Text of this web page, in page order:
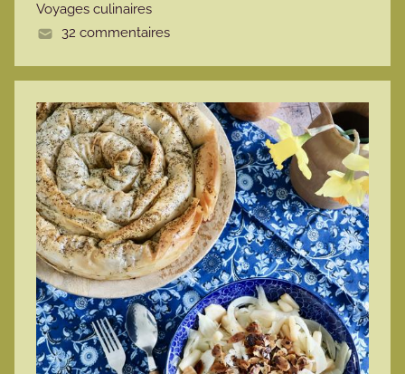
Voyages culinaires
32 commentaires